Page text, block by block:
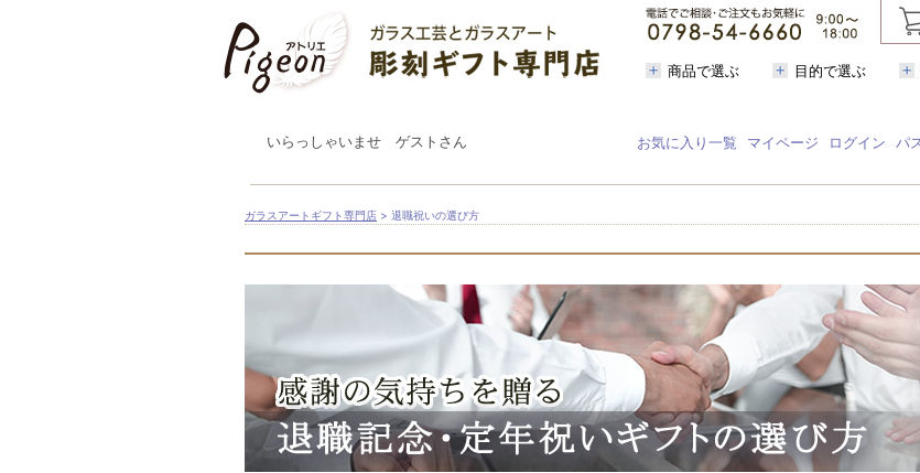
商品で選ぶ 目的で選ぶ
いらっしゃいませ ゲストさん お気に入り一覧 マイページ ログイン パ
ガラスアートギフト専門店 > 退職祝いの選び方